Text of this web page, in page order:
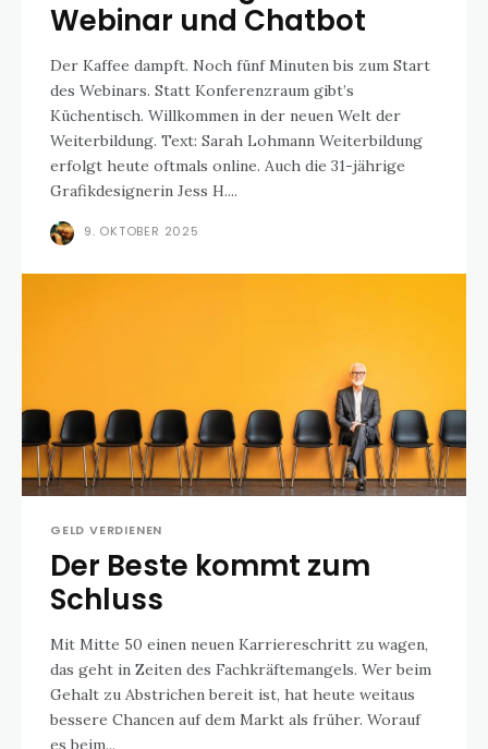
Webinar und Chatbot
Der Kaffee dampft. Noch fünf Minuten bis zum Start
des Webinars. Statt Konferenzraum gibt’s
Küchentisch. Willkommen in der neuen Welt der
Weiterbildung. Text: Sarah Lohmann Weiterbildung
erfolgt heute oftmals online. Auch die 31-jährige
Grafikdesignerin Jess H....
9. OKTOBER 2025
GELD VERDIENEN
Der Beste kommt zum
Schluss
Mit Mitte 50 einen neuen Karriereschritt zu wagen,
das geht in Zeiten des Fachkräftemangels. Wer beim
Gehalt zu Abstrichen bereit ist, hat heute weitaus
bessere Chancen auf dem Markt als früher. Worauf
es beim...